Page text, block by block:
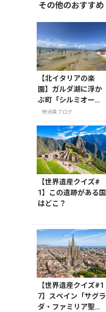
その他のおすすめ
【北イタリアの楽
園】ガルダ湖に浮か
ぶ町「シルミオー
ネ」
特派員ブログ
【世界遺産クイズ#
1】この遺跡がある国
はどこ？
【世界遺産クイズ#1
7】スペイン「サグラ
ダ・ファミリア聖